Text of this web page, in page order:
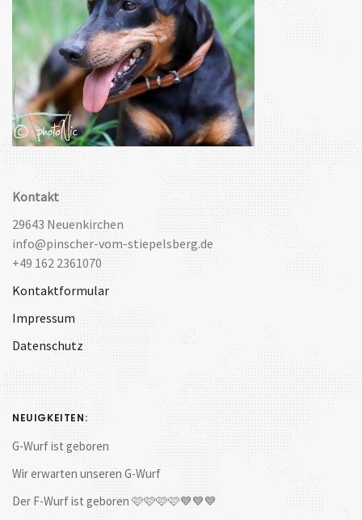
Kontakt
29643 Neuenkirchen
info@pinscher-vom-stiepelsberg.de
+49 162 2361070
Kontaktformular
Impressum
Datenschutz
NEUIGKEITEN:
G-Wurf ist geboren
Wir erwarten unseren G-Wurf
Der F-Wurf ist geboren 🩷🩷🩷🩷💙💙💙